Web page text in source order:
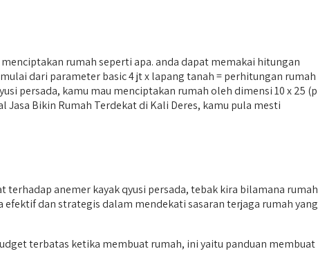
rumah seperti apa. anda dapat memakai hitungan
dari parameter basic 4 jt x lapang tanah = perhitungan rumah
persada, kamu mau menciptakan rumah oleh dimensi 10 x 25 (p
Jasa Bikin Rumah Terdekat di Kali Deres, kamu pula mesti
anemer kayak qyusi persada, tebak kira bilamana rumah
dan strategis dalam mendekati sasaran terjaga rumah yang
terbatas ketika membuat rumah, ini yaitu panduan membuat